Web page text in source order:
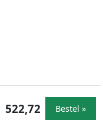
522,72 Bestel »